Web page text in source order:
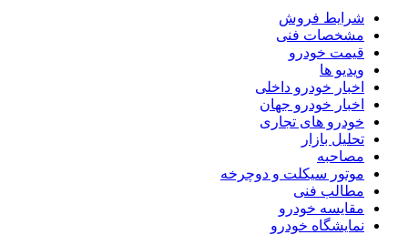
شرایط فروش
مشخصات فنی
قیمت خودرو
ویدیو ها
اخبار خودرو داخلی
اخبار خودرو جهان
خودرو های تجاری
تحلیل بازار
مصاحبه
موتور سیکلت و دوچرخه
مطالب فنی
مقایسه خودرو
نمایشگاه خودرو